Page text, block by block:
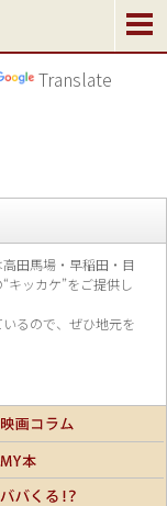
Translate
田馬場・早稲田・目
キッカケ”をご提供し
るので、 ぜひ地元を